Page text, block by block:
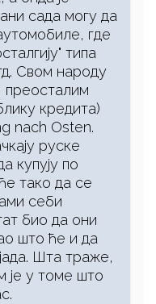
сада могу да
где
типа
Свом народу
преосталим
кредита)
nach Osten.
руске
купују по
тако да се
себи
био да они
што ће и да
Шта траже,
је у томе што